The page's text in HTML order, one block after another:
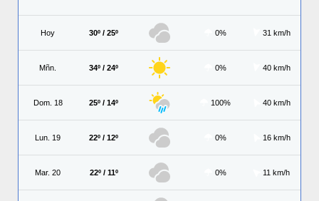
Hoy 30º / 25º 0% 31 km/h
Mñn. 34º / 24º 0% 40 km/h
Dom. 18 25º / 14º 100% 40 km/h
Lun. 19 22º / 12º 0% 16 km/h
Mar. 20 22º / 11º 0% 11 km/h